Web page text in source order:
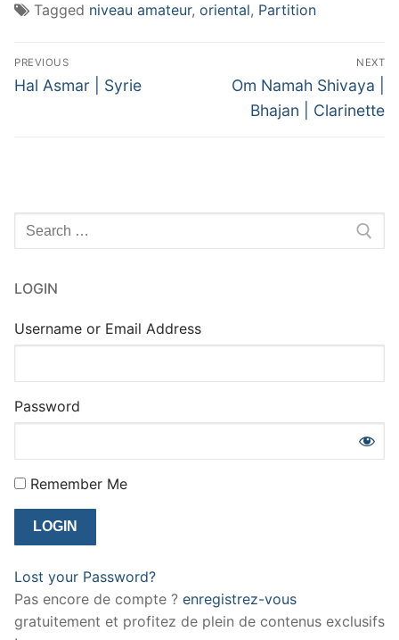
Tagged niveau amateur, oriental, Partition
Navigation
de
PREVIOUS
Previous
Hal Asmar | Syrie
NEXT
Next
post:
Om Namah Shivaya |
Bhajan | Clarinette
Rechercher
:
LOGIN
Username or Email Address
Password
Remember Me
Lost your Password?
Pas encore de compte ? enregistrez-vous
gratuitement et profitez de plein de contenus exclusifs